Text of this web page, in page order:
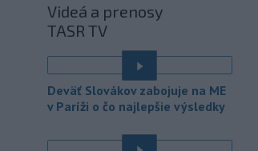
situáciu.
tvoria kolóny vozidiel v každom
smere k festivalu Lovestream.
Usmerňované sú bratislavskou
políciou.
16:50 - V tesnej blízkosti
Videá a prenosy
TASR TV
Deväť Slovákov zabojuje na ME
v Paríži o čo najlepšie výsledky